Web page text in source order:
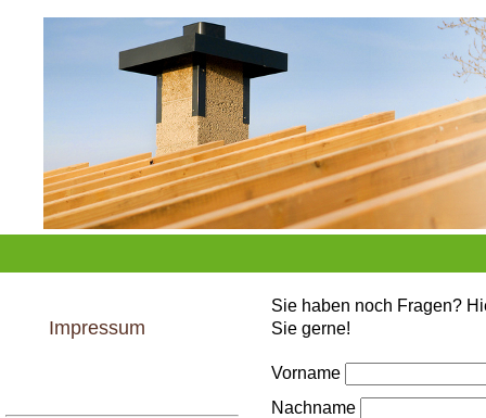
Datenschutzerklärung
Impressum
Sie haben noch Fragen?
Sie gerne!
Vorname
Nachname